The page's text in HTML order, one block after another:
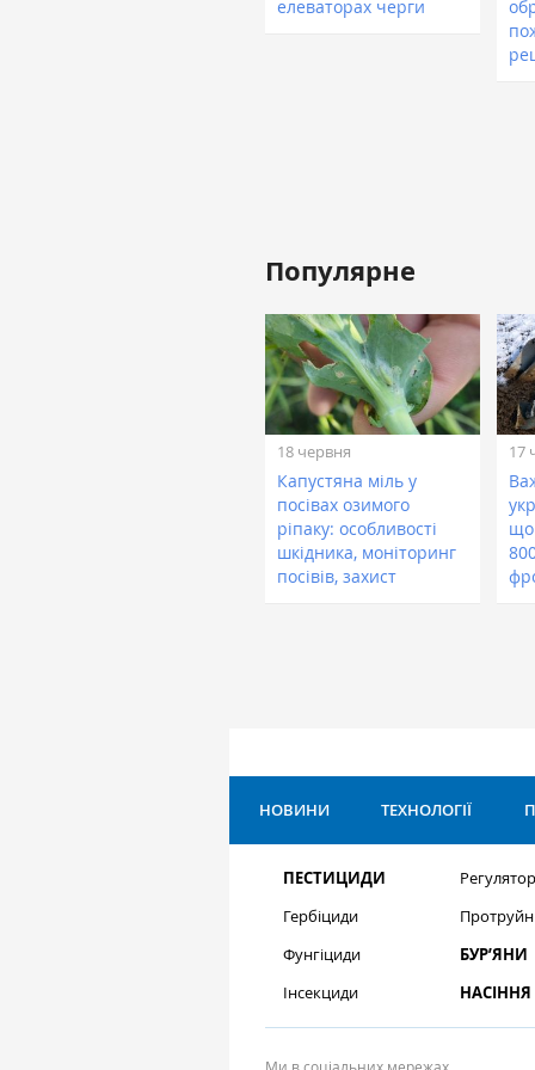
елеваторах черги
Популярне
18 червня
Капустяна міль у
посівах озимого
ріпаку: особливості
шкідника, моніторинг
посівів, захист
17
що
НОВИНИ ТЕХНОЛОГІЇ
ПЕСТИЦИДИ
Гербіциди
Фунгіциди
Інсекциди
БУР’ЯНИ
НАСІННЯ